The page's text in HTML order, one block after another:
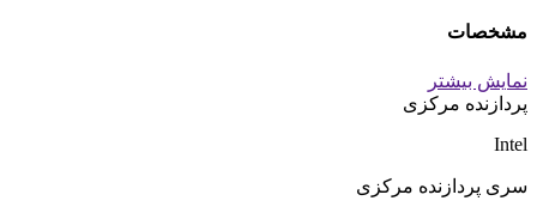
مشخصات
نمایش بیشتر
پردازنده مرکزی
Intel
سری پردازنده مرکزی